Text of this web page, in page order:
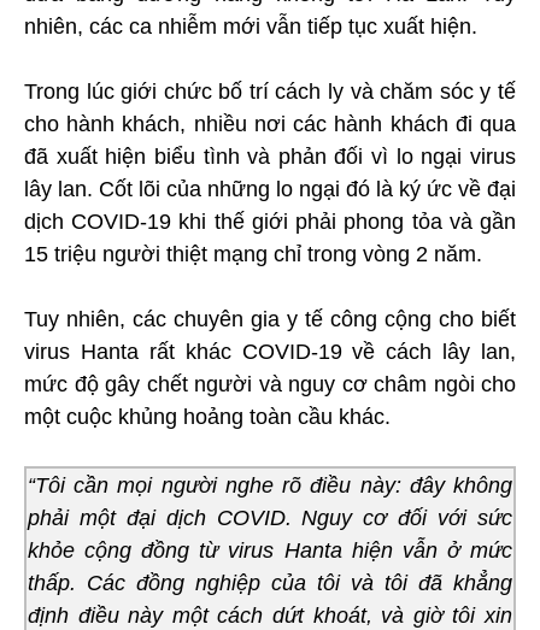
nhiên, các ca nhiễm mới vẫn tiếp tục xuất hiện.
Trong lúc giới chức bố trí cách ly và chăm sóc y tế
cho hành khách, nhiều nơi các hành khách đi qua
đã xuất hiện biểu tình và phản đối vì lo ngại virus
lây lan. Cốt lõi của những lo ngại đó là ký ức về đại
dịch COVID-19 khi thế giới phải phong tỏa và gần
15 triệu người thiệt mạng chỉ trong vòng 2 năm.
Tuy nhiên, các chuyên gia y tế công cộng cho biết
virus Hanta rất khác COVID-19 về cách lây lan,
mức độ gây chết người và nguy cơ châm ngòi cho
một cuộc khủng hoảng toàn cầu khác.
“Tôi cần mọi người nghe rõ điều này: đây không
phải một đại dịch COVID. Nguy cơ đối với sức
khỏe cộng đồng từ virus Hanta hiện vẫn ở mức
thấp. Các đồng nghiệp của tôi và tôi đã khẳng
định điều này một cách dứt khoát, và giờ tôi xin